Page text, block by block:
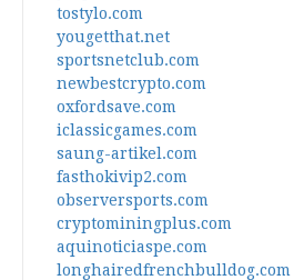
tostylo.com
yougetthat.net
sportsnetclub.com
newbestcrypto.com
oxfordsave.com
iclassicgames.com
saung-artikel.com
fasthokivip2.com
observersports.com
cryptominingplus.com
aquinoticiaspe.com
longhairedfrenchbulldog.com